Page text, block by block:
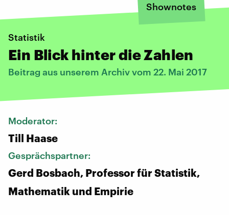
Shownotes
Statistik
Ein Blick hinter die Zahlen
Beitrag aus unserem Archiv vom 22. Mai 2017
Moderator:
Till Haase
Gesprächspartner:
Gerd Bosbach, Professor für Statistik,
Mathematik und Empirie